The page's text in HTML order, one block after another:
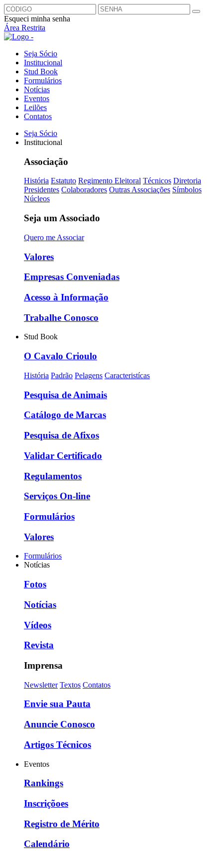
Esqueci minha senha
Área Restrita
Seja Sócio
Institucional
Stud Book
Formulários
Notícias
Eventos
Leilões
Contatos
Seja Sócio
Institucional
Associação
História Estatuto Regimento Eleitoral Técnicos Diretoria
Presidentes Colaboradores Outras Associações Símbolos
Núcleos
Seja um Associado
Quero me Associar
Valores
Empresas Conveniadas
Acesso à Informação
Trabalhe Conosco
Stud Book
O Cavalo Crioulo
História Padrão Pelagens Caracteristícas
Pesquisa de Animais
Catálogo de Marcas
Pesquisa de Afixos
Validar Certificado
Regulamentos
Serviços On-line
Formulários
Valores
Formulários
Notícias
Fotos
Notícias
Vídeos
Revista
Imprensa
Newsletter Textos Contatos
Envie sua Pauta
Anuncie Conosco
Artigos Técnicos
Eventos
Rankings
Inscriçõoes
Registro de Mérito
Calendário